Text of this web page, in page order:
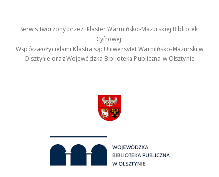
Serwis tworzony przez: Klaster Warmińsko-Mazurskiej Biblioteki
Cyfrowej.
Współzałożycielami Klastra są: Uniwersytet Warmińsko-Mazurski w
Olsztynie oraz Wojewódzka Biblioteka Publiczna w Olsztynie